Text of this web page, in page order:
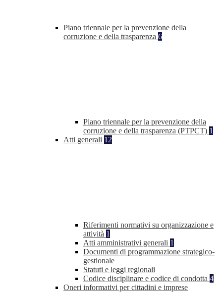
Piano triennale per la prevenzione della
corruzione e della trasparenza 6
Piano triennale per la prevenzione della
corruzione e della trasparenza (PTPCT) 1
Atti generali 12
Riferimenti normativi su organizzazione e
attività 1
Atti amministrativi generali 1
Documenti di programmazione strategico-
gestionale
Statuti e leggi regionali
Codice disciplinare e codice di condotta 4
Oneri informativi per cittadini e imprese